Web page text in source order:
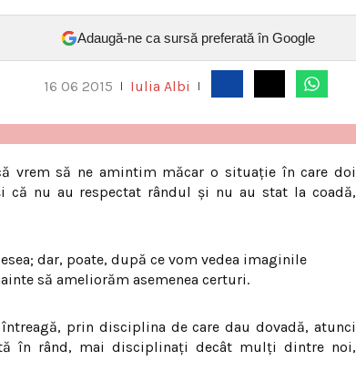
Adaugă-ne ca sursă preferată în Google
16 06 2015 Iulia Albi
vrem să ne amintim măcar o situaţie în care doi
că nu au respectat rândul şi nu au stat la coadă,
; dar, poate, după ce vom vedea imaginile
să ameliorăm asemenea certuri.
prin disciplina de care dau dovadă, atunci
în rând, mai disciplinaţi decât mulţi dintre noi,